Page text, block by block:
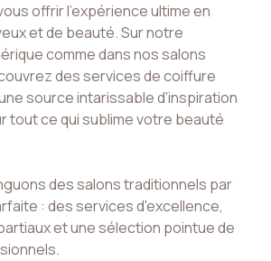
offrir l'expérience ultime en
et de beauté. Sur notre
comme dans nos salons
des services de coiffure
source intarissable d'inspiration
tout ce qui sublime votre beauté
des salons traditionnels par
: des services d'excellence,
et une sélection pointue de